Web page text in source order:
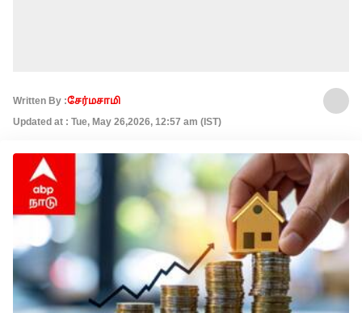
Written By :சேர்மசாமி
Updated at : Tue, May 26,2026, 12:57 am (IST)